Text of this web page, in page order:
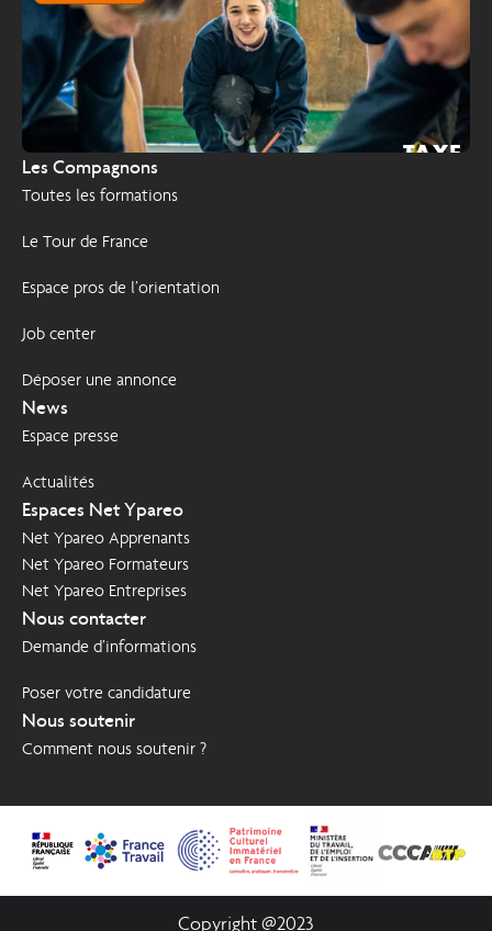
Les Compagnons
Toutes les formations
Le Tour de France
Espace pros de l’orientation
Job center
Déposer une annonce
News
Espace presse
Actualités
Espaces Net Ypareo
Net Ypareo Apprenants
Net Ypareo Formateurs
Net Ypareo Entreprises
Nous contacter
Demande d’informations
Poser votre candidature
Nous soutenir
Comment nous soutenir ?
TAXE
Copyright @2023